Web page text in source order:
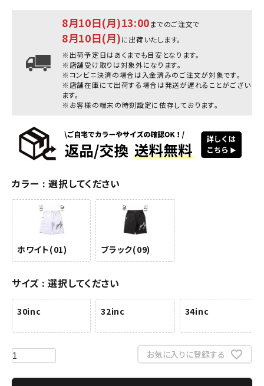
8月10日(月)13:00までのご注文で
8月10日(月)に出荷いたします。
※出荷予定日はあくまでも目安となります。
※店舗受け取りは対象外になります。
※コンビニ決済の場合は入金済みのご注文が対象です。
※店舗在庫にて出荷する場合は発送が遅れることがござい
ます。
※お客様の端末の時刻設定に依存しております。
カラー 選択してください
ホワイト(01) ブラック(09)
サイズ 選択してください
30inc 32inc 34inc
お気に入りに登録する